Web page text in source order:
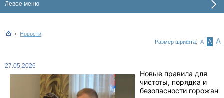
Левое меню
Новости
Размер шрифта: А А А
27.05.2026
Новые правила для
чистоты, порядка и
безопасности горожан